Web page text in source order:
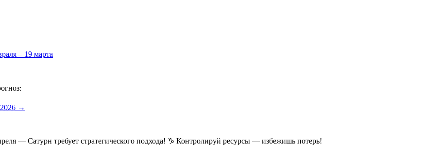
– 19 марта
2026 →
— Сатурн требует стратегического подхода! ♑ Контролируй ресурсы — избежишь потерь!